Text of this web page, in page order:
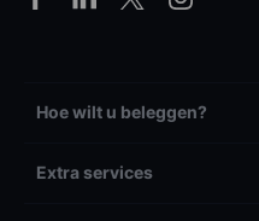
Hoe wilt u beleggen?
Extra services